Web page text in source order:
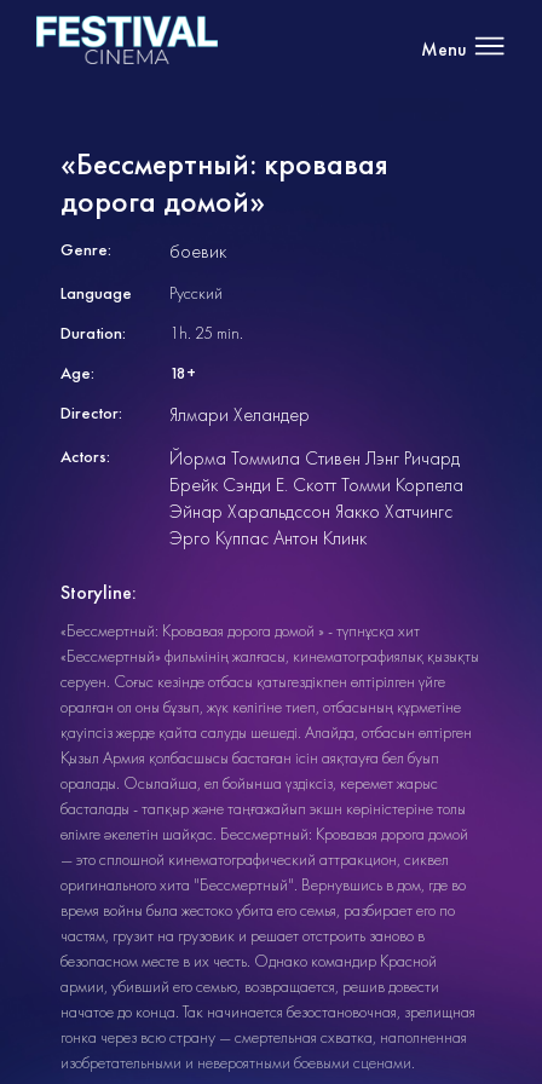
Menu
«Бессмертный: кровавая
дорога домой»
Genre: боевик
Language
Русский
Duration:
1h. 25 min.
Age:
18+
Director:
Ялмари Хеландер
Actors:
Йорма Томмила Стивен Лэнг Ричард
Брейк Сэнди Е. Скотт Томми Корпела
Эйнар Харальдссон Яакко Хатчингс
Эрго Куппас Антон Клинк
Storyline:
«Бессмертный: Кровавая дорога домой » - түпнұсқа хит
«Бессмертный» фильмінің жалғасы, кинематографиялық қызықты
серуен. Соғыс кезінде отбасы қатыгездікпен өлтірілген үйге
оралған ол оны бұзып, жүк көлігіне тиеп, отбасының құрметіне
қауіпсіз жерде қайта салуды шешеді. Алайда, отбасын өлтірген
Қызыл Армия қолбасшысы бастаған ісін аяқтауға бел буып
оралады. Осылайша, ел бойынша үздіксіз, керемет жарыс
басталады - тапқыр және таңғажайып экшн көріністеріне толы
өлімге әкелетін шайқас. Бессмертный: Кровавая дорога домой
— это сплошной кинематографический аттракцион, сиквел
оригинального хита "Бессмертный". Вернувшись в дом, где во
время войны была жестоко убита его семья, разбирает его по
частям, грузит на грузовик и решает отстроить заново в
безопасном месте в их честь. Однако командир Красной
армии, убивший его семью, возвращается, решив довести
начатое до конца. Так начинается безостановочная, зрелищная
гонка через всю страну — смертельная схватка, наполненная
изобретательными и невероятными боевыми сценами.